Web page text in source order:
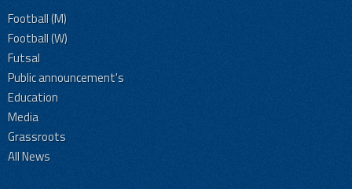
Football (M)
Football (W)
Futsal
Public announcement's
Education
Media
Grassroots
All News